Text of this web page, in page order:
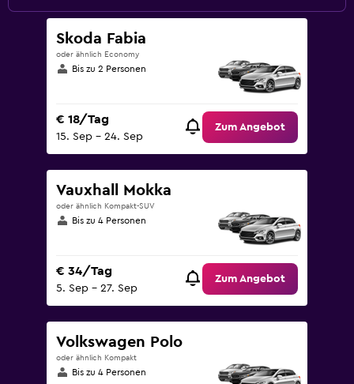
Skoda Fabia
oder ähnlich Economy
Bis zu 2 Personen
€ 18/Tag
15. Sep – 24. Sep
Zum Angebot
Vauxhall Mokka
oder ähnlich Kompakt-SUV
Bis zu 4 Personen
€ 34/Tag
5. Sep – 27. Sep
Zum Angebot
Volkswagen Polo
oder ähnlich Kompakt
Bis zu 4 Personen